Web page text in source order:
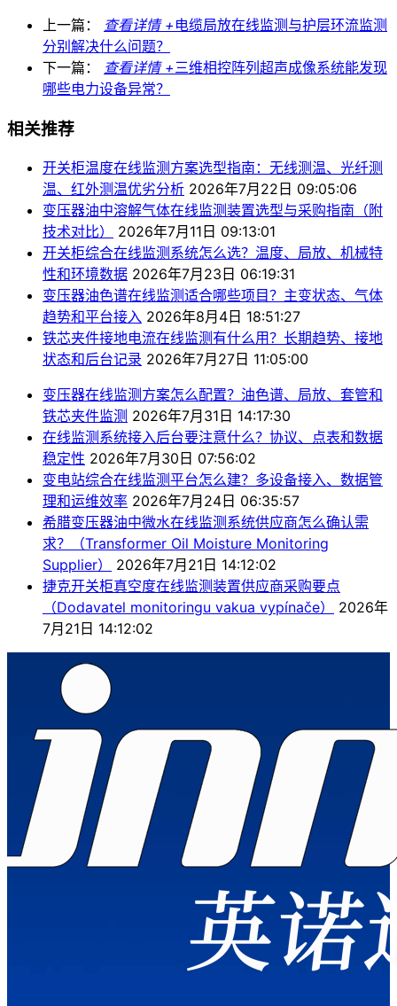
上一篇：
查看详情 + 电缆局放在线监测与护层环流监测
分别解决什么问题？
下一篇：
查看详情 +三维相控阵列超声成像系统能发现
哪些电力设备异常？
相关推荐
开关柜温度在线监测方案选型指南：无线测温、光纤测
温、红外测温优劣分析 2026年7月22日 09:05:06
变压器油中溶解气体在线监测装置选型与采购指南（附
技术对比）
2026年7月11日 09:13:01
开关柜综合在线监测系统怎么选？温度、局放、机械特
性和环境数据 2026年7月23日 06:19:31
变压器油色谱在线监测适合哪些项目？主变状态、气体
趋势和平台接入 2026年8月4日 18:51:27
铁芯夹件接地电流在线监测有什么用？长期趋势、接地
状态和后台记录 2026年7月27日 11:05:00
变压器在线监测方案怎么配置？油色谱、局放、套管和
铁芯夹件监测 2026年7月31日 14:17:30
在线监测系统接入后台要注意什么？协议、点表和数据
稳定性 2026年7月30日 07:56:02
变电站综合在线监测平台怎么建？多设备接入、数据管
理和运维效率 2026年7月24日 06:35:57
希腊变压器油中微水在线监测系统供应商怎么确认需
求？（Transformer Oil Moisture Monitoring
Supplier）
2026年7月21日 14:12:02
捷克开关柜真空度在线监测装置供应商采购要点
（Dodavatel monitoringu vakua vypínače）
2026年
7月21日 14:12:02